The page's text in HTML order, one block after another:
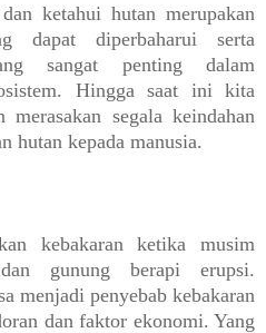
ketahui hutan merupakan
dapat diperbaharui serta
sangat penting dalam
Hingga saat ini kita
segala keindahan
hutan kepada manusia.
kebakaran ketika musim
gunung berapi erupsi.
menjadi penyebab kebakaran
dan faktor ekonomi. Yang